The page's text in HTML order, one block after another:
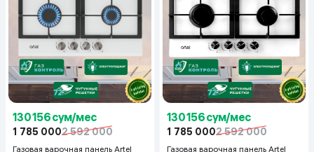
130 156 сум/мес
1 785 0002 592 000
Газовая варочная панель Artel
130 156 сум/мес
1 785 0002 592 000
Газовая варочная панель Artel